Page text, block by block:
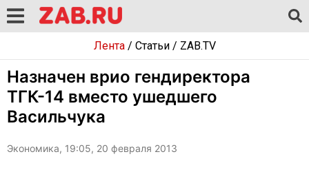
Лента/ Статьи/ ZAB.TV
Назначен врио гендиректора
ТГК-14 вместо ушедшего
Васильчука
Экономика, 19:05, 20 февраля 2013